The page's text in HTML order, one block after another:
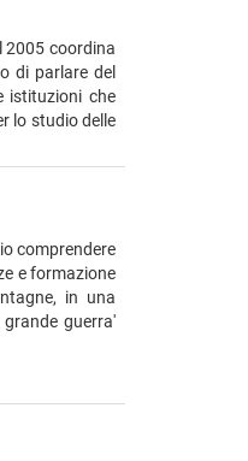
2005 coordina
di parlare del
istituzioni che
lo studio delle
comprendere
e formazione
in una
guerra'